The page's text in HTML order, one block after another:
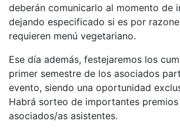
deberán comunicarlo al momento de
dejando especificado si es por
requieren menú vegetariano.
Ese día además, festejaremos los
primer semestre de los asociados
evento, siendo una oportunidad
Habrá sorteo de importantes
asociados/as asistentes.